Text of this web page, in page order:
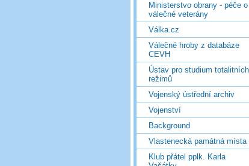
Ministerstvo obrany - péče o
válečné veterány
Válka.cz
Válečné hroby z databáze
CEVH
Ústav pro studium totalitních
režimů
Vojenský ústřední archiv
Vojenství
Background
Vlastenecká památná místa
Klub přátel pplk. Karla